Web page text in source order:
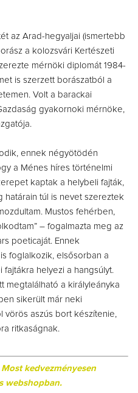
az Arad-hegyaljai (ismertebb
a kolozsvári Kertészeti
mérnöki diplomát 1984-
is szerzett borászatból a
Volt a barackai
gyakornoki mérnöke,
ennek négyötödén
a Ménes híres történelmi
kaptak a helybeli fajták,
határain túl is nevet szereztek
Mustos fehérben,
– fogalmazta meg az
poeticaját. Ennek
foglalkozik, elsősorban a
helyezi a hangsúlyt.
megtalálható a királyleányka
sikerült már neki
vörös aszús bort készítenie,
ritkaságnak.
Most kedvezményesen
webshopban.